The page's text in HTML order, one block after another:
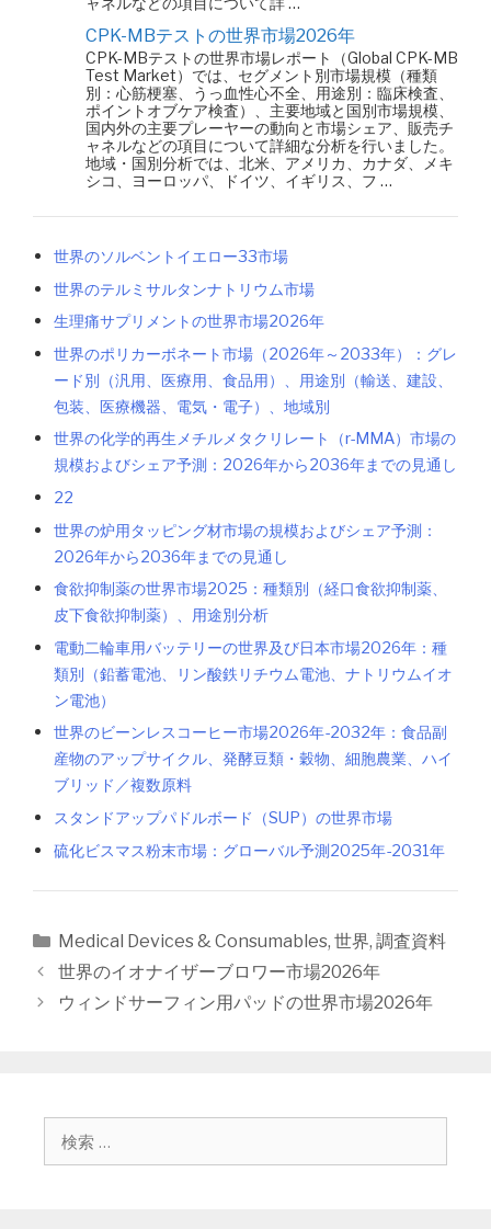
CPK-MBテストの世界市場2026年
CPK-MBテストの世界市場レポート（Global CPK-MB
Test Market）では、セグメント別市場規模（種類
別：心筋梗塞、うっ血性心不全、用途別：臨床検査、
ポイントオブケア検査）、主要地域と国別市場規模、
国内外の主要プレーヤーの動向と市場シェア、販売チ
ャネルなどの項目について詳細な分析を行いました。
地域・国別分析では、北米、アメリカ、カナダ、メキ
シコ、ヨーロッパ、ドイツ、イギリス、フ …
世界のソルベントイエロー33市場
世界のテルミサルタンナトリウム市場
生理痛サプリメントの世界市場2026年
世界のポリカーボネート市場（2026年～2033年）：グレ
ード別（汎用、医療用、食品用）、用途別（輸送、建設、
包装、医療機器、電気・電子）、地域別
世界の化学的再生メチルメタクリレート（r-MMA）市場の
規模およびシェア予測：2026年から2036年までの見通し
22
世界の炉用タッピング材市場の規模およびシェア予測：
2026年から2036年までの見通し
食欲抑制薬の世界市場2025：種類別（経口食欲抑制薬、
皮下食欲抑制薬）、用途別分析
電動二輪車用バッテリーの世界及び日本市場2026年：種
類別（鉛蓄電池、リン酸鉄リチウム電池、ナトリウムイオ
ン電池）
世界のビーンレスコーヒー市場2026年-2032年：食品副
産物のアップサイクル、発酵豆類・穀物、細胞農業、ハイ
ブリッド／複数原料
スタンドアップパドルボード（SUP）の世界市場
硫化ビスマス粉末市場：グローバル予測2025年-2031年
カ
テ
ゴ
リ
Medical Devices & Consumables, 世界, 調査資料
投
稿
世界のイオナイザーブロワー市場2026年
ウィンドサーフィン用パッドの世界市場2026年